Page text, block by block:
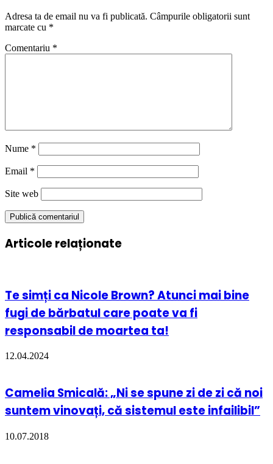
Adresa ta de email nu va fi publicată. Câmpurile obligatorii sunt
marcate cu *
Comentariu *
Nume *
Email *
Site web
Articole relaționate
Te simți ca Nicole Brown? Atunci mai bine
fugi de bărbatul care poate va fi
responsabil de moartea ta!
12.04.2024
Camelia Smicală: „Ni se spune zi de zi că noi
suntem vinovați, că sistemul este infailibil”
10.07.2018